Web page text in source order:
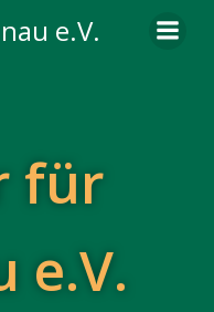
e.V.
für
e.V.